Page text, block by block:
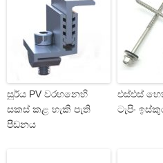
සූර්ය PV වරහනෙහි
සකස් කළ හැකි පැති
පීඩනය
එස්එස්
ටැපිං